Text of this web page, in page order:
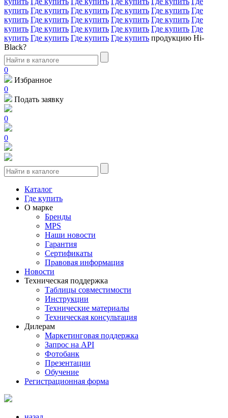
купить Где купить Где купить Где купить Где купить Где
купить Где купить Где купить Где купить Где купить Где
купить Где купить Где купить Где купить Где купить Где
купить Где купить Где купить Где купить продукцию Hi-
Black?
0
Избранное
0
Подать заявку
0
0
Каталог
Где купить
О марке
Бренды
MPS
Наши новости
Гарантия
Сертификаты
Правовая информация
Новости
Техническая поддержка
Таблицы совместимости
Инструкции
Технические материалы
Техническая консультация
Дилерам
Маркетинговая поддержка
Запрос на API
Фотобанк
Презентации
Обучение
Регистрационная форма